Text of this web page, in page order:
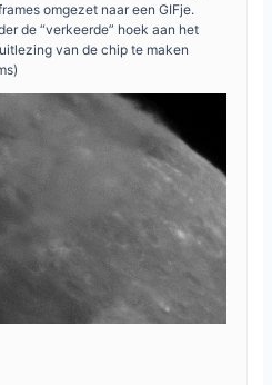
omgezet naar een GIFje.
de “verkeerde” hoek aan het
van de chip te maken